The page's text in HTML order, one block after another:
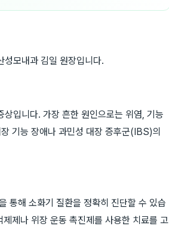
성모내과 김일 원장입니다.
입니다. 가장 흔한 원인으로는 위염, 기능
기능 장애나 과민성 대장 증후군(IBS)의
통해 소화기 질환을 정확히 진단할 수 있습
제나 위장 운동 촉진제를 사용한 치료를 고